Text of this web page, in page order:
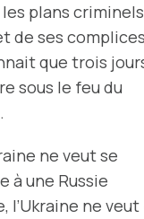
plans
de ses
que trois
sous le feu du
ne veut se
à une Russie
l’Ukraine ne veut